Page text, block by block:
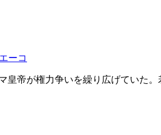
ーコ
皇帝が権力争いを繰り広げてい